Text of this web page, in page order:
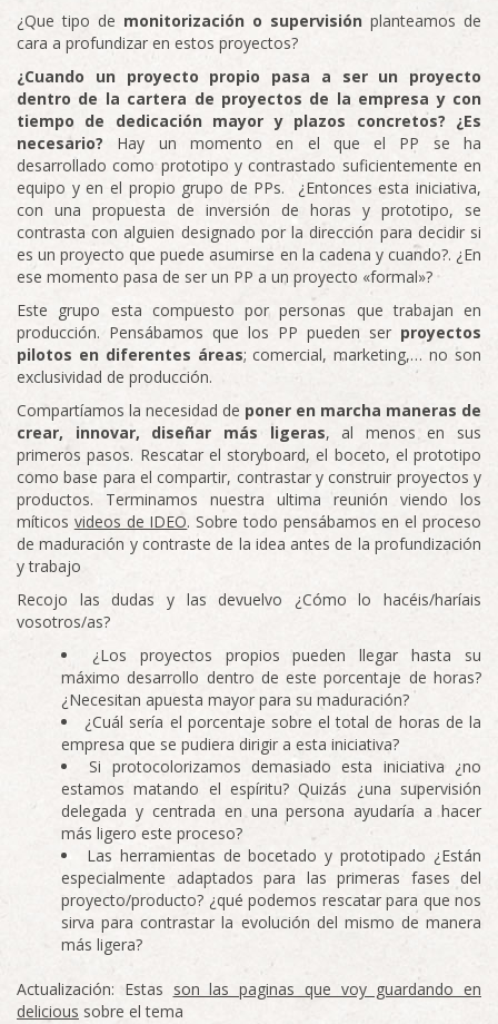
¿Que tipo de monitorización o supervisión planteamos de
cara a profundizar en estos proyectos?
¿Cuando un proyecto propio pasa a ser un proyecto
dentro de la cartera de proyectos de la empresa y con
tiempo de dedicación mayor y plazos concretos? ¿Es
necesario? Hay un momento en el que el PP se ha
desarrollado como prototipo y contrastado suficientemente en
equipo y en el propio grupo de PPs. ¿Entonces esta iniciativa,
con una propuesta de inversión de horas y prototipo, se
contrasta con alguien designado por la dirección para decidir si
es un proyecto que puede asumirse en la cadena y cuando?. ¿En
ese momento pasa de ser un PP a un proyecto «formal»?
Este grupo esta compuesto por personas que trabajan en
producción. Pensábamos que los PP pueden ser proyectos
pilotos en diferentes áreas; comercial, marketing,… no son
exclusividad de producción.
Compartíamos la necesidad de poner en marcha maneras de
crear, innovar, diseñar más ligeras, al menos en sus
primeros pasos. Rescatar el storyboard, el boceto, el prototipo
como base para el compartir, contrastar y construir proyectos y
productos. Terminamos nuestra ultima reunión viendo los
míticos videos de IDEO. Sobre todo pensábamos en el proceso
de maduración y contraste de la idea antes de la profundización
y trabajo
Recojo las dudas y las devuelvo ¿Cómo lo hacéis/haríais
vosotros/as?
¿Los proyectos propios pueden llegar hasta su
máximo desarrollo dentro de este porcentaje de horas?
¿Necesitan apuesta mayor para su maduración?
¿Cuál sería el porcentaje sobre el total de horas de la
empresa que se pudiera dirigir a esta iniciativa?
Si protocolorizamos demasiado esta iniciativa ¿no
estamos matando el espíritu? Quizás ¿una supervisión
delegada y centrada en una persona ayudaría a hacer
más ligero este proceso?
Las herramientas de bocetado y prototipado ¿Están
especialmente adaptados para las primeras fases del
proyecto/producto? ¿qué podemos rescatar para que nos
sirva para contrastar la evolución del mismo de manera
más ligera?
Actualización: Estas son las paginas que voy guardando en
delicious sobre el tema